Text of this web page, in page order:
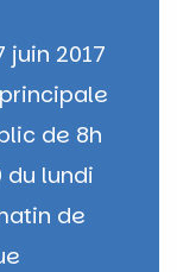
juin 2017
de 8h
du lundi
de